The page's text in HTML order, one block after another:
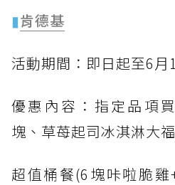
▮肯德基
活動期間：即日起至6月
優惠內容：指定品項
塊、草苺起司冰淇淋大
超值桶餐(6塊咔啦脆